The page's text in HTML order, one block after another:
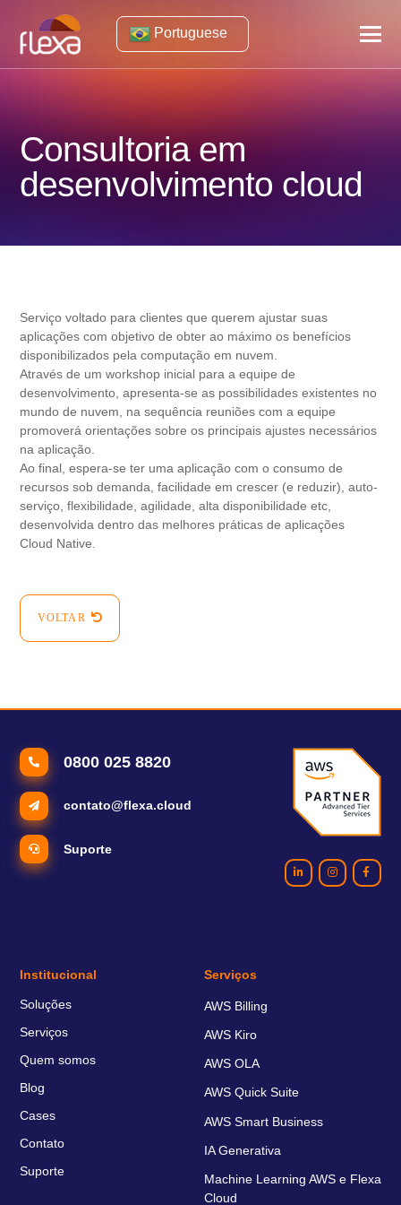
Portuguese
Consultoria em
desenvolvimento cloud
Serviço voltado para clientes que querem ajustar suas
aplicações com objetivo de obter ao máximo os benefícios
disponibilizados pela computação em nuvem.
Através de um workshop inicial para a equipe de
desenvolvimento, apresenta-se as possibilidades existentes no
mundo de nuvem, na sequência reuniões com a equipe
promoverá orientações sobre os principais ajustes necessários
na aplicação.
Ao final, espera-se ter uma aplicação com o consumo de
recursos sob demanda, facilidade em crescer (e reduzir), auto-
serviço, flexibilidade, agilidade, alta disponibilidade etc,
desenvolvida dentro das melhores práticas de aplicações
Cloud Native.
VOLTAR
0800 025 8820
contato@flexa.cloud
Suporte
Institucional
Soluções
Serviços
Quem somos
Blog
Cases
Contato
Suporte
Serviços
AWS Billing
AWS Kiro
AWS OLA
AWS Quick Suite
AWS Smart Business
IA Generativa
Machine Learning AWS e Flexa
Cloud